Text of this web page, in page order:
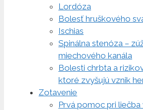
Lordóza
Bolesť hruškového
Ischias
Spinálna stenóza –
miechového kanála
Bolesti chrbta a
ktoré zvyšujú vznik
Zotavenie
Prvá pomoc pri